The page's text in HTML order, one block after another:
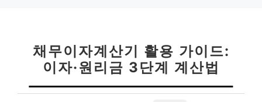
채무이자계산기 활용 가이드:
이자·원리금 3단계 계산법